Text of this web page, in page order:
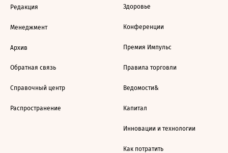
Редакция
Менеджмент
Архив
Обратная связь
Справочный центр
Распространение
Здоровье
Конференции
Премия Импульс
Правила торговли
Ведомости&
Капитал
Инновации и технологии
Как потратить